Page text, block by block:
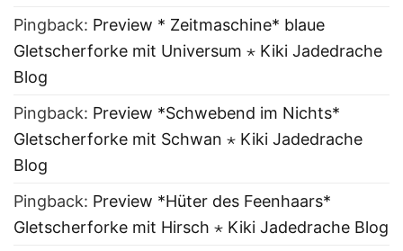
Pingback: Preview * Zeitmaschine* blaue
Gletscherforke mit Universum ⋆ Kiki Jadedrache
Blog
Pingback: Preview *Schwebend im Nichts*
Gletscherforke mit Schwan ⋆ Kiki Jadedrache
Blog
Pingback: Preview *Hüter des Feenhaars*
Gletscherforke mit Hirsch ⋆ Kiki Jadedrache Blog